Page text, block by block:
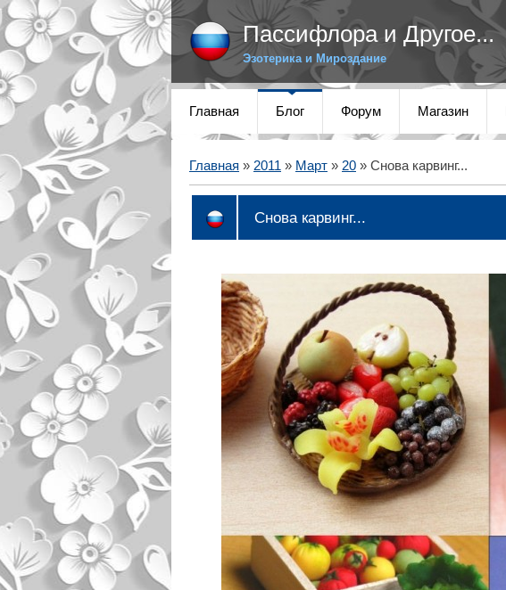
Пассифлора и Другое...
Эзотерика и Мироздание
Главная Блог Форум Магазин
Главная » 2011 » Март » 20 » Снова карвинг...
Снова карвинг...